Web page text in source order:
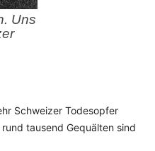
Uns
Schweizer Todesopfer
tausend Gequälten sind